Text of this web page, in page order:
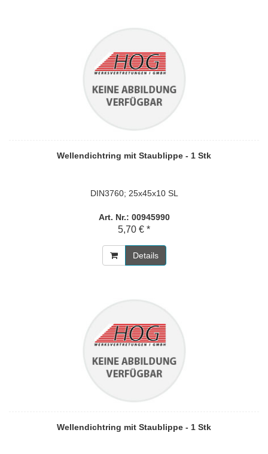
Wellendichtring mit Staublippe - 1 Stk
DIN3760; 25x45x10 SL
Art. Nr.: 00945990
5,70 € *
Details
Wellendichtring mit Staublippe - 1 Stk